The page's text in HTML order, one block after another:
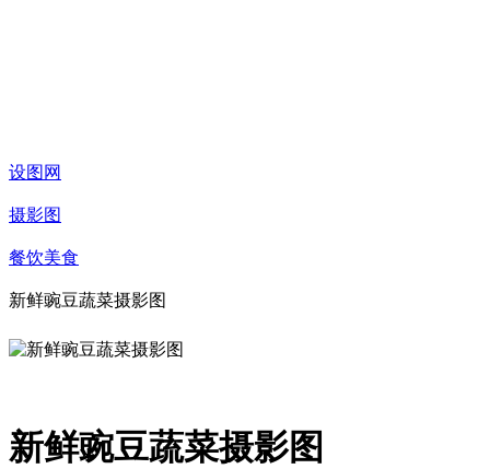
设图网
摄影图
餐饮美食
新鲜豌豆蔬菜摄影图
新鲜豌豆蔬菜摄影图